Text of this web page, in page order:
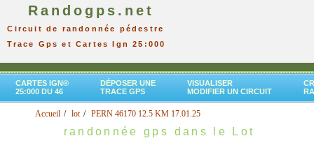
Randogps.net
Circuit de randonnée pédestre
Trace Gps et Cartes Ign 25:000
CARTES IGN®
25:000 DU 46
DÉPOSER UNE
TRACE GPS
VISUALISER
MODIFIER UN CIRCUIT
Accueil lot PERN 46170 12.5 KM 17.01.25
randonnée gps dans le Lot